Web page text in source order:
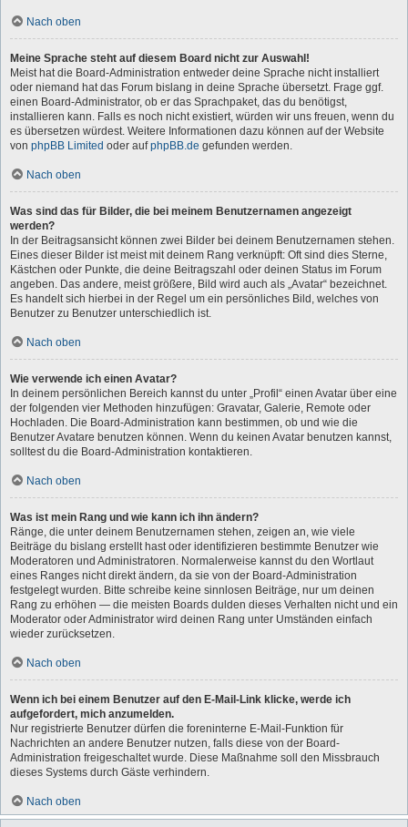
Nach oben
Meine Sprache steht auf diesem Board nicht zur Auswahl!
Meist hat die Board-Administration entweder deine Sprache nicht installiert
oder niemand hat das Forum bislang in deine Sprache übersetzt. Frage ggf.
einen Board-Administrator, ob er das Sprachpaket, das du benötigst,
installieren kann. Falls es noch nicht existiert, würden wir uns freuen, wenn du
es übersetzen würdest. Weitere Informationen dazu können auf der Website
von phpBB Limited oder aufphpBB.de gefunden werden.
Nach oben
Was sind das für Bilder, die bei meinem Benutzernamen angezeigt
werden?
In der Beitragsansicht können zwei Bilder bei deinem Benutzernamen stehen.
Eines dieser Bilder ist meist mit deinem Rang verknüpft: Oft sind dies Sterne,
Kästchen oder Punkte, die deine Beitragszahl oder deinen Status im Forum
angeben. Das andere, meist größere, Bild wird auch als „Avatar“ bezeichnet.
Es handelt sich hierbei in der Regel um ein persönliches Bild, welches von
Benutzer zu Benutzer unterschiedlich ist.
Nach oben
Wie verwende ich einen Avatar?
In deinem persönlichen Bereich kannst du unter „Profil“ einen Avatar über eine
der folgenden vier Methoden hinzufügen: Gravatar, Galerie, Remote oder
Hochladen. Die Board-Administration kann bestimmen, ob und wie die
Benutzer Avatare benutzen können. Wenn du keinen Avatar benutzen kannst,
solltest du die Board-Administration kontaktieren.
Nach oben
Was ist mein Rang und wie kann ich ihn ändern?
Ränge, die unter deinem Benutzernamen stehen, zeigen an, wie viele
Beiträge du bislang erstellt hast oder identifizieren bestimmte Benutzer wie
Moderatoren und Administratoren. Normalerweise kannst du den Wortlaut
eines Ranges nicht direkt ändern, da sie von der Board-Administration
festgelegt wurden. Bitte schreibe keine sinnlosen Beiträge, nur um deinen
Rang zu erhöhen — die meisten Boards dulden dieses Verhalten nicht und ein
Moderator oder Administrator wird deinen Rang unter Umständen einfach
wieder zurücksetzen.
Nach oben
Wenn ich bei einem Benutzer auf den E-Mail-Link klicke, werde ich
aufgefordert, mich anzumelden.
Nur registrierte Benutzer dürfen die foreninterne E-Mail-Funktion für
Nachrichten an andere Benutzer nutzen, falls diese von der Board-
Administration freigeschaltet wurde. Diese Maßnahme soll den Missbrauch
dieses Systems durch Gäste verhindern.
Nach oben